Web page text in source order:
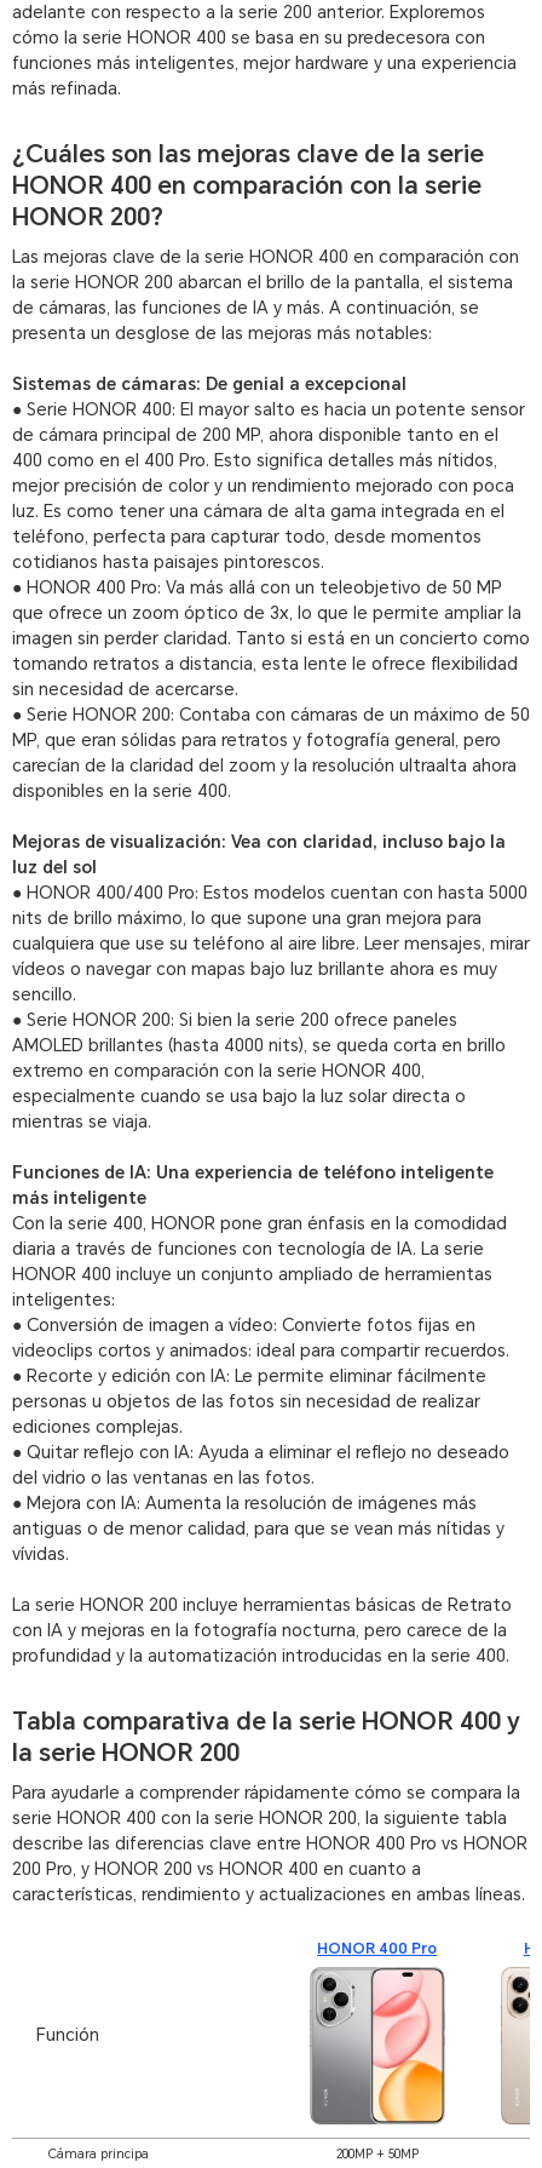
adelante con respecto a la serie 200 anterior. Exploremos
cómo la serie HONOR 400 se basa en su predecesora con
funciones más inteligentes, mejor hardware y una experiencia
más refinada.
¿Cuáles son las mejoras clave de la serie
HONOR 400 en comparación con la serie
HONOR 200?
Las mejoras clave de la serie HONOR 400 en comparación con
la serie HONOR 200 abarcan el brillo de la pantalla, el sistema
de cámaras, las funciones de IA y más. A continuación, se
presenta un desglose de las mejoras más notables:
Sistemas de cámaras: De genial a excepcional
● Serie HONOR 400: El mayor salto es hacia un potente sensor
de cámara principal de 200 MP, ahora disponible tanto en el
400 como en el 400 Pro. Esto significa detalles más nítidos,
mejor precisión de color y un rendimiento mejorado con poca
luz. Es como tener una cámara de alta gama integrada en el
teléfono, perfecta para capturar todo, desde momentos
cotidianos hasta paisajes pintorescos.
● HONOR 400 Pro: Va más allá con un teleobjetivo de 50 MP
que ofrece un zoom óptico de 3x, lo que le permite ampliar la
imagen sin perder claridad. Tanto si está en un concierto como
tomando retratos a distancia, esta lente le ofrece flexibilidad
sin necesidad de acercarse.
● Serie HONOR 200: Contaba con cámaras de un máximo de 50
MP, que eran sólidas para retratos y fotografía general, pero
carecían de la claridad del zoom y la resolución ultraalta ahora
disponibles en la serie 400.
Mejoras de visualización: Vea con claridad, incluso bajo la
luz del sol
● HONOR 400/400 Pro: Estos modelos cuentan con hasta 5000
nits de brillo máximo, lo que supone una gran mejora para
cualquiera que use su teléfono al aire libre. Leer mensajes, mirar
vídeos o navegar con mapas bajo luz brillante ahora es muy
sencillo.
● Serie HONOR 200: Si bien la serie 200 ofrece paneles
AMOLED brillantes (hasta 4000 nits), se queda corta en brillo
extremo en comparación con la serie HONOR 400,
especialmente cuando se usa bajo la luz solar directa o
mientras se viaja.
Funciones de IA: Una experiencia de teléfono inteligente
más inteligente
Con la serie 400, HONOR pone gran énfasis en la comodidad
diaria a través de funciones con tecnología de IA. La serie
HONOR 400 incluye un conjunto ampliado de herramientas
inteligentes:
● Conversión de imagen a vídeo: Convierte fotos fijas en
videoclips cortos y animados: ideal para compartir recuerdos.
● Recorte y edición con IA: Le permite eliminar fácilmente
personas u objetos de las fotos sin necesidad de realizar
ediciones complejas.
● Quitar reflejo con IA: Ayuda a eliminar el reflejo no deseado
del vidrio o las ventanas en las fotos.
● Mejora con IA: Aumenta la resolución de imágenes más
antiguas o de menor calidad, para que se vean más nítidas y
vívidas.
La serie HONOR 200 incluye herramientas básicas de Retrato
con IA y mejoras en la fotografía nocturna, pero carece de la
profundidad y la automatización introducidas en la serie 400.
Tabla comparativa de la serie HONOR 400 y
la serie HONOR 200
Para ayudarle a comprender rápidamente cómo se compara la
serie HONOR 400 con la serie HONOR 200, la siguiente tabla
describe las diferencias clave entre HONOR 400 Pro vs HONOR
200 Pro, y HONOR 200 vs HONOR 400 en cuanto a
características, rendimiento y actualizaciones en ambas líneas.
Función
HONOR 400 Pro
Cámara principa 200MP + 50MP